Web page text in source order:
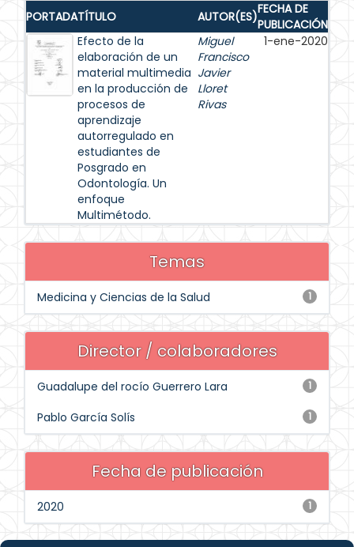
PORTADATÍTULO AUTOR(ES)FECHA DE
PUBLICACIÓN
Efecto de la
elaboración de un
material multimedia
en la producción de
procesos de
aprendizaje
autorregulado en
estudiantes de
Posgrado en
Odontología. Un
enfoque
Multimétodo.
Miguel
Francisco
Javier
Lloret
Rivas
1-ene-2020
Temas
1
Medicina y Ciencias de la Salud
Director / colaboradores
1
Guadalupe del rocío Guerrero Lara
1
Pablo García Solís
Fecha de publicación
1
2020